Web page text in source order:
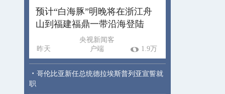
预计“白海豚”明晚将在浙江舟
山到福建福鼎一带沿海登陆
昨天
央视新闻客
户端
1.9万
· 哥伦比亚新任总统德拉埃斯普列亚宣誓就
职